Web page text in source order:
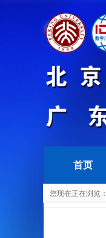
首页
您现在正在浏览：